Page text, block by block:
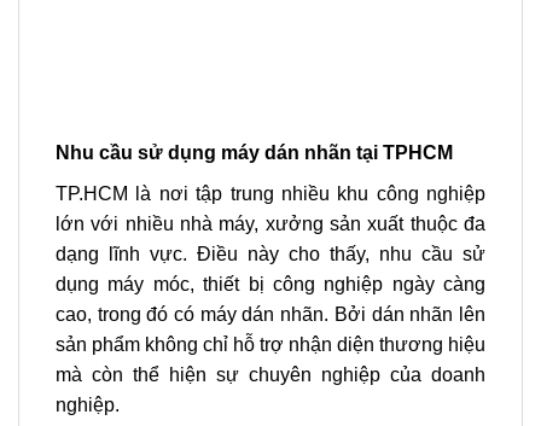
Nhu cầu sử dụng máy dán nhãn tại TPHCM
TP.HCM là nơi tập trung nhiều khu công nghiệp
lớn với nhiều nhà máy, xưởng sản xuất thuộc đa
dạng lĩnh vực. Điều này cho thấy, nhu cầu sử
dụng máy móc, thiết bị công nghiệp ngày càng
cao, trong đó có máy dán nhãn. Bởi dán nhãn lên
sản phẩm không chỉ hỗ trợ nhận diện thương hiệu
mà còn thể hiện sự chuyên nghiệp của doanh
nghiệp.